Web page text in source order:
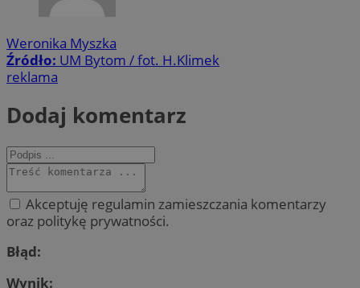
Weronika Myszka
Źródło: UM Bytom / fot. H.Klimek
reklama
Dodaj komentarz
Akceptuję regulamin zamieszczania komentarzy
oraz politykę prywatności.
Błąd:
Wynik: